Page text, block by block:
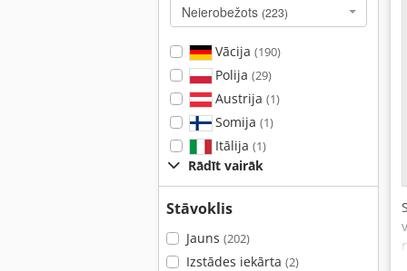
Neierobežots (223)
Vācija (190)
Polija (29)
Austrija (1)
Somija (1)
Itālija (1)
Rādīt vairāk
Stāvoklis
Jauns (202)
Izstādes iekārta (2)